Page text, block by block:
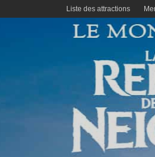
Liste des attractions